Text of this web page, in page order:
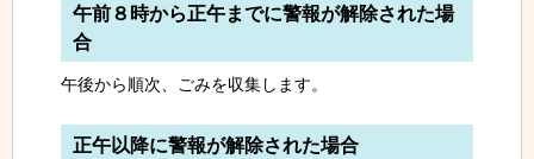
午前８時から正午までに警報が解除された場
合
午後から順次、ごみを収集します。
正午以降に警報が解除された場合